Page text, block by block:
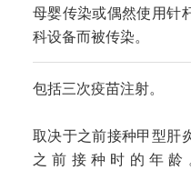
母婴传染或偶然使用针
科设备而被传染。
包括三次疫苗注射。
取决于之前接种甲型肝
之前接种时的年